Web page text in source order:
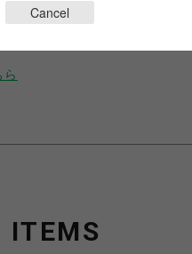
ら
ITEMS
Cancel